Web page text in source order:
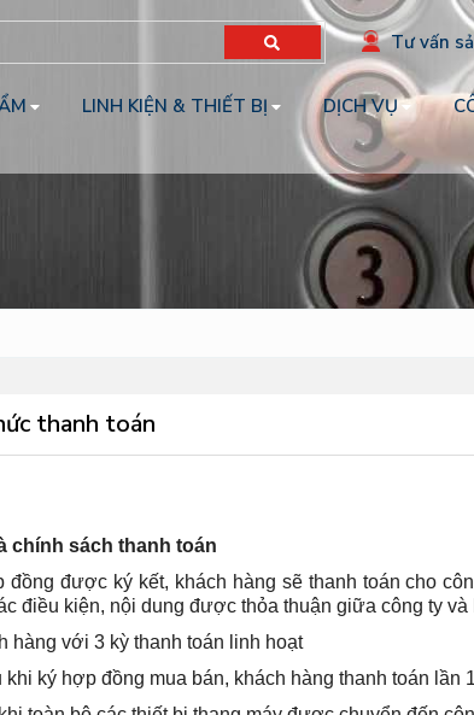
Tư vấn
LINH KIỆN & THIẾT BỊ DỊCH VỤ
thanh toán
chính sách thanh toán
đồng được ký kết, khách hàng sẽ thanh toán cho
điều kiện, nội dung được thỏa thuận giữa công ty và
hàng với 3 kỳ thanh toán linh hoạt
khi ký hợp đồng mua bán, khách hàng thanh toán lần